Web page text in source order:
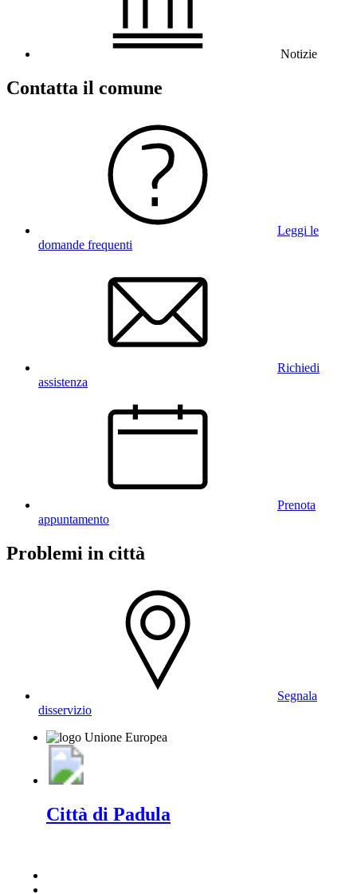
Notizie
Contatta il comune
Leggi le
domande frequenti
Richiedi
assistenza
Prenota
appuntamento
Problemi in città
Segnala
disservizio
Città di Padula